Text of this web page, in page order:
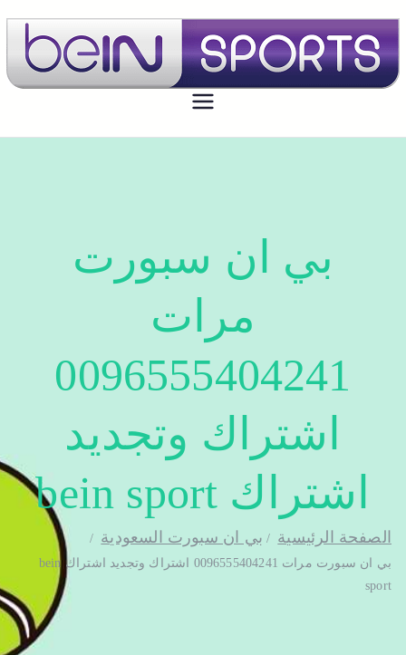
بي ان سبورت الكويت
تجديد اشتراك بي ان سبورت اون لاين
بي ان سبورت
مرات
0096555404241
اشتراك وتجديد
اشتراك bein sport
الصفحة الرئيسية بي ان سبورت السعودية
بي ان سبورت مرات 0096555404241 اشتراك وتجديد اشتراك bein
sport